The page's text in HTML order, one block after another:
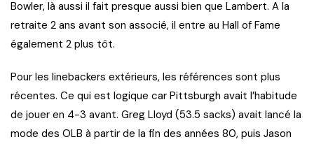
Bowler, là aussi il fait presque aussi bien que Lambert. A la
retraite 2 ans avant son associé, il entre au Hall of Fame
également 2 plus tôt.
Pour les linebackers extérieurs, les références sont plus
récentes. Ce qui est logique car Pittsburgh avait l’habitude
de jouer en 4-3 avant. Greg Lloyd (53.5 sacks) avait lancé la
mode des OLB à partir de la fin des années 80, puis Jason